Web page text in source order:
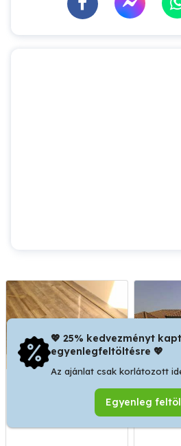
festést,laminált
parkettázást vállalok.
💖 25% kedvezményt
egyenlegfeltöltésre 💖
Az ajánlat csak korlátozott
Egyenleg